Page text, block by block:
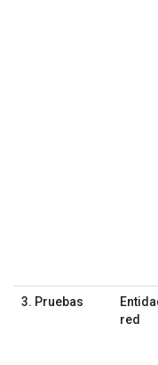
3. Pruebas
red